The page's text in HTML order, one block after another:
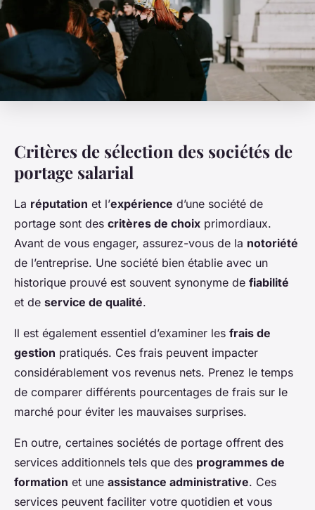
Critères de sélection des sociétés de
portage salarial
La réputation et l’expérience d’une société de
portage sont des critères de choix primordiaux.
Avant de vous engager, assurez-vous de la notoriété
de l’entreprise. Une société bien établie avec un
historique prouvé est souvent synonyme de fiabilité
et de service de qualité.
Il est également essentiel d’examiner les frais de
gestion pratiqués. Ces frais peuvent impacter
considérablement vos revenus nets. Prenez le temps
de comparer différents pourcentages de frais sur le
marché pour éviter les mauvaises surprises.
En outre, certaines sociétés de portage offrent des
services additionnels tels que des programmes de
formation et une assistance administrative. Ces
services peuvent faciliter votre quotidien et vous